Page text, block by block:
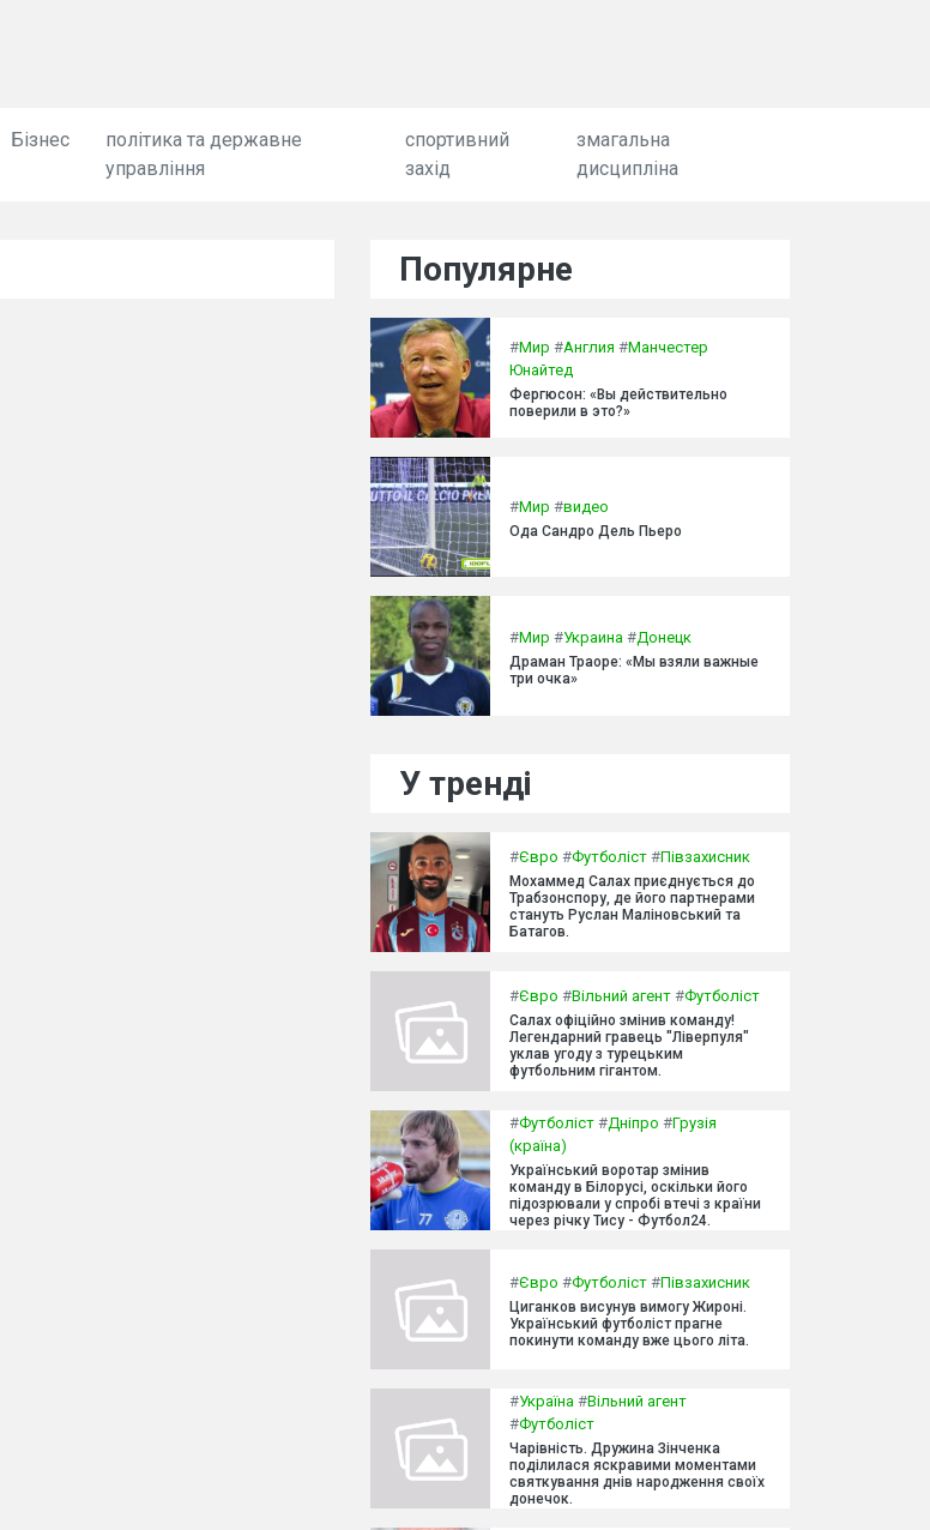
Бізнес
політика та державне
управління
спортивний
захід
змагальна
дисципліна
Популярне
#Мир #Англия #Манчестер
Юнайтед
Фергюсон: «Вы действительно
поверили в это?»
#Мир #видео
Ода Сандро Дель Пьеро
#Мир #Украина #Донецк
Драман Траоре: «Мы взяли важные
три очка»
У тренді
#Євро #Футболіст #Півзахисник
Мохаммед Салах приєднується до
Трабзонспору, де його партнерами
стануть Руслан Маліновський та
Батагов.
#Євро #Вільний агент #Футболіст
Салах офіційно змінив команду!
Легендарний гравець "Ліверпуля"
уклав угоду з турецьким
футбольним гігантом.
#Футболіст #Дніпро #Грузія
(країна)
Український воротар змінив
команду в Білорусі, оскільки його
підозрювали у спробі втечі з країни
через річку Тису - Футбол24.
#Євро #Футболіст #Півзахисник
Циганков висунув вимогу Жироні.
Український футболіст прагне
покинути команду вже цього літа.
#Україна #Вільний агент
#Футболіст
Чарівність. Дружина Зінченка
поділилася яскравими моментами
святкування днів народження своїх
донечок.